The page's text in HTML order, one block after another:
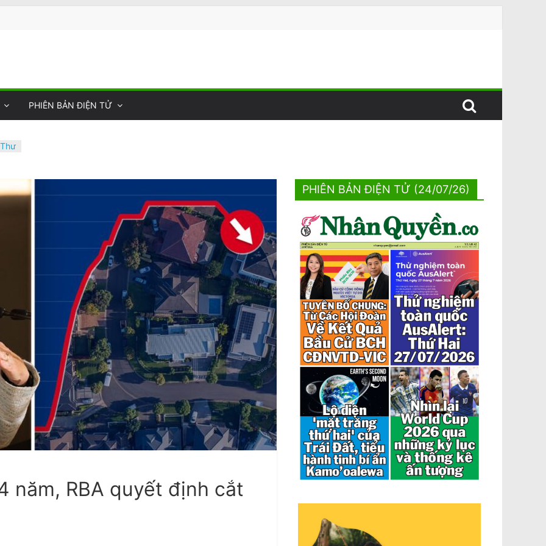
PHIÊN BẢN ĐIỆN TỬ
năm, RBA quyết định cắt
PHIÊN BẢN ĐIỆN TỬ (24/07/26)